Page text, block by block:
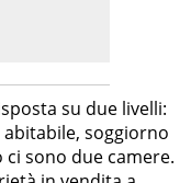
su due livelli:
soggiorno
sono due camere.